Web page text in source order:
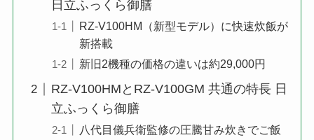
日立ふっくら御膳
RZ-V100HM（新型モデル）に快速炊飯が
新搭載
新旧2機種の価格の違いは約29,000円
RZ-V100HMとRZ-V100GM 共通の特長 日
立ふっくら御膳
八代目儀兵衛監修の圧騰甘み炊きでご飯